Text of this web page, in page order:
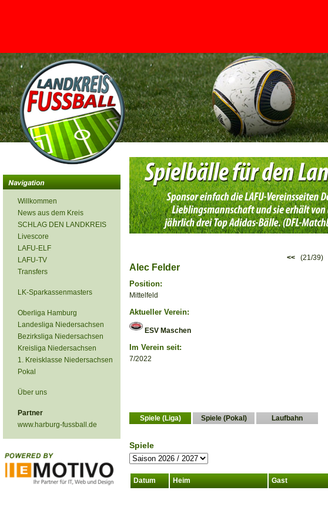
<
Willkommen
News aus dem Kreis
SCHLAG DEN LANDKREIS
Livescore
LAFU-ELF
LAFU-TV
Transfers
LK-Sparkassenmasters
Oberliga Hamburg
Landesliga Niedersachsen
Bezirksliga Niedersachsen
Kreisliga Niedersachsen
1. Kreisklasse Niedersachsen
Pokal
Über uns
Partner
www.harburg-fussball.de
<< (21/39)
Alec Felder
Position:
Mittelfeld
Aktueller Verein:
ESV Maschen
Im Verein seit:
7/2022
Spiele (Liga) Spiele (Pokal) Laufbahn
Spiele
Datum Heim Gast